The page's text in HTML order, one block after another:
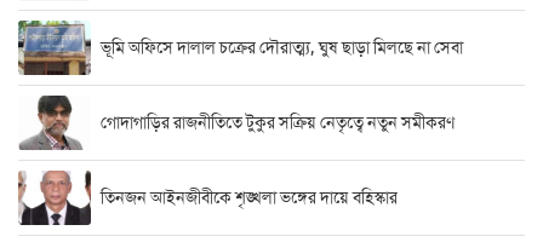
ভূমি অফিসে দালাল চক্রের দৌরাত্ম্য, ঘুষ ছাড়া মিলছে না সেবা
গোদাগাড়ির রাজনীতিতে টুকুর সক্রিয় নেতৃত্বে নতুন সমীকরণ
তিনজন আইনজীবীকে শৃঙ্খলা ভঙ্গের দায়ে বহিস্কার